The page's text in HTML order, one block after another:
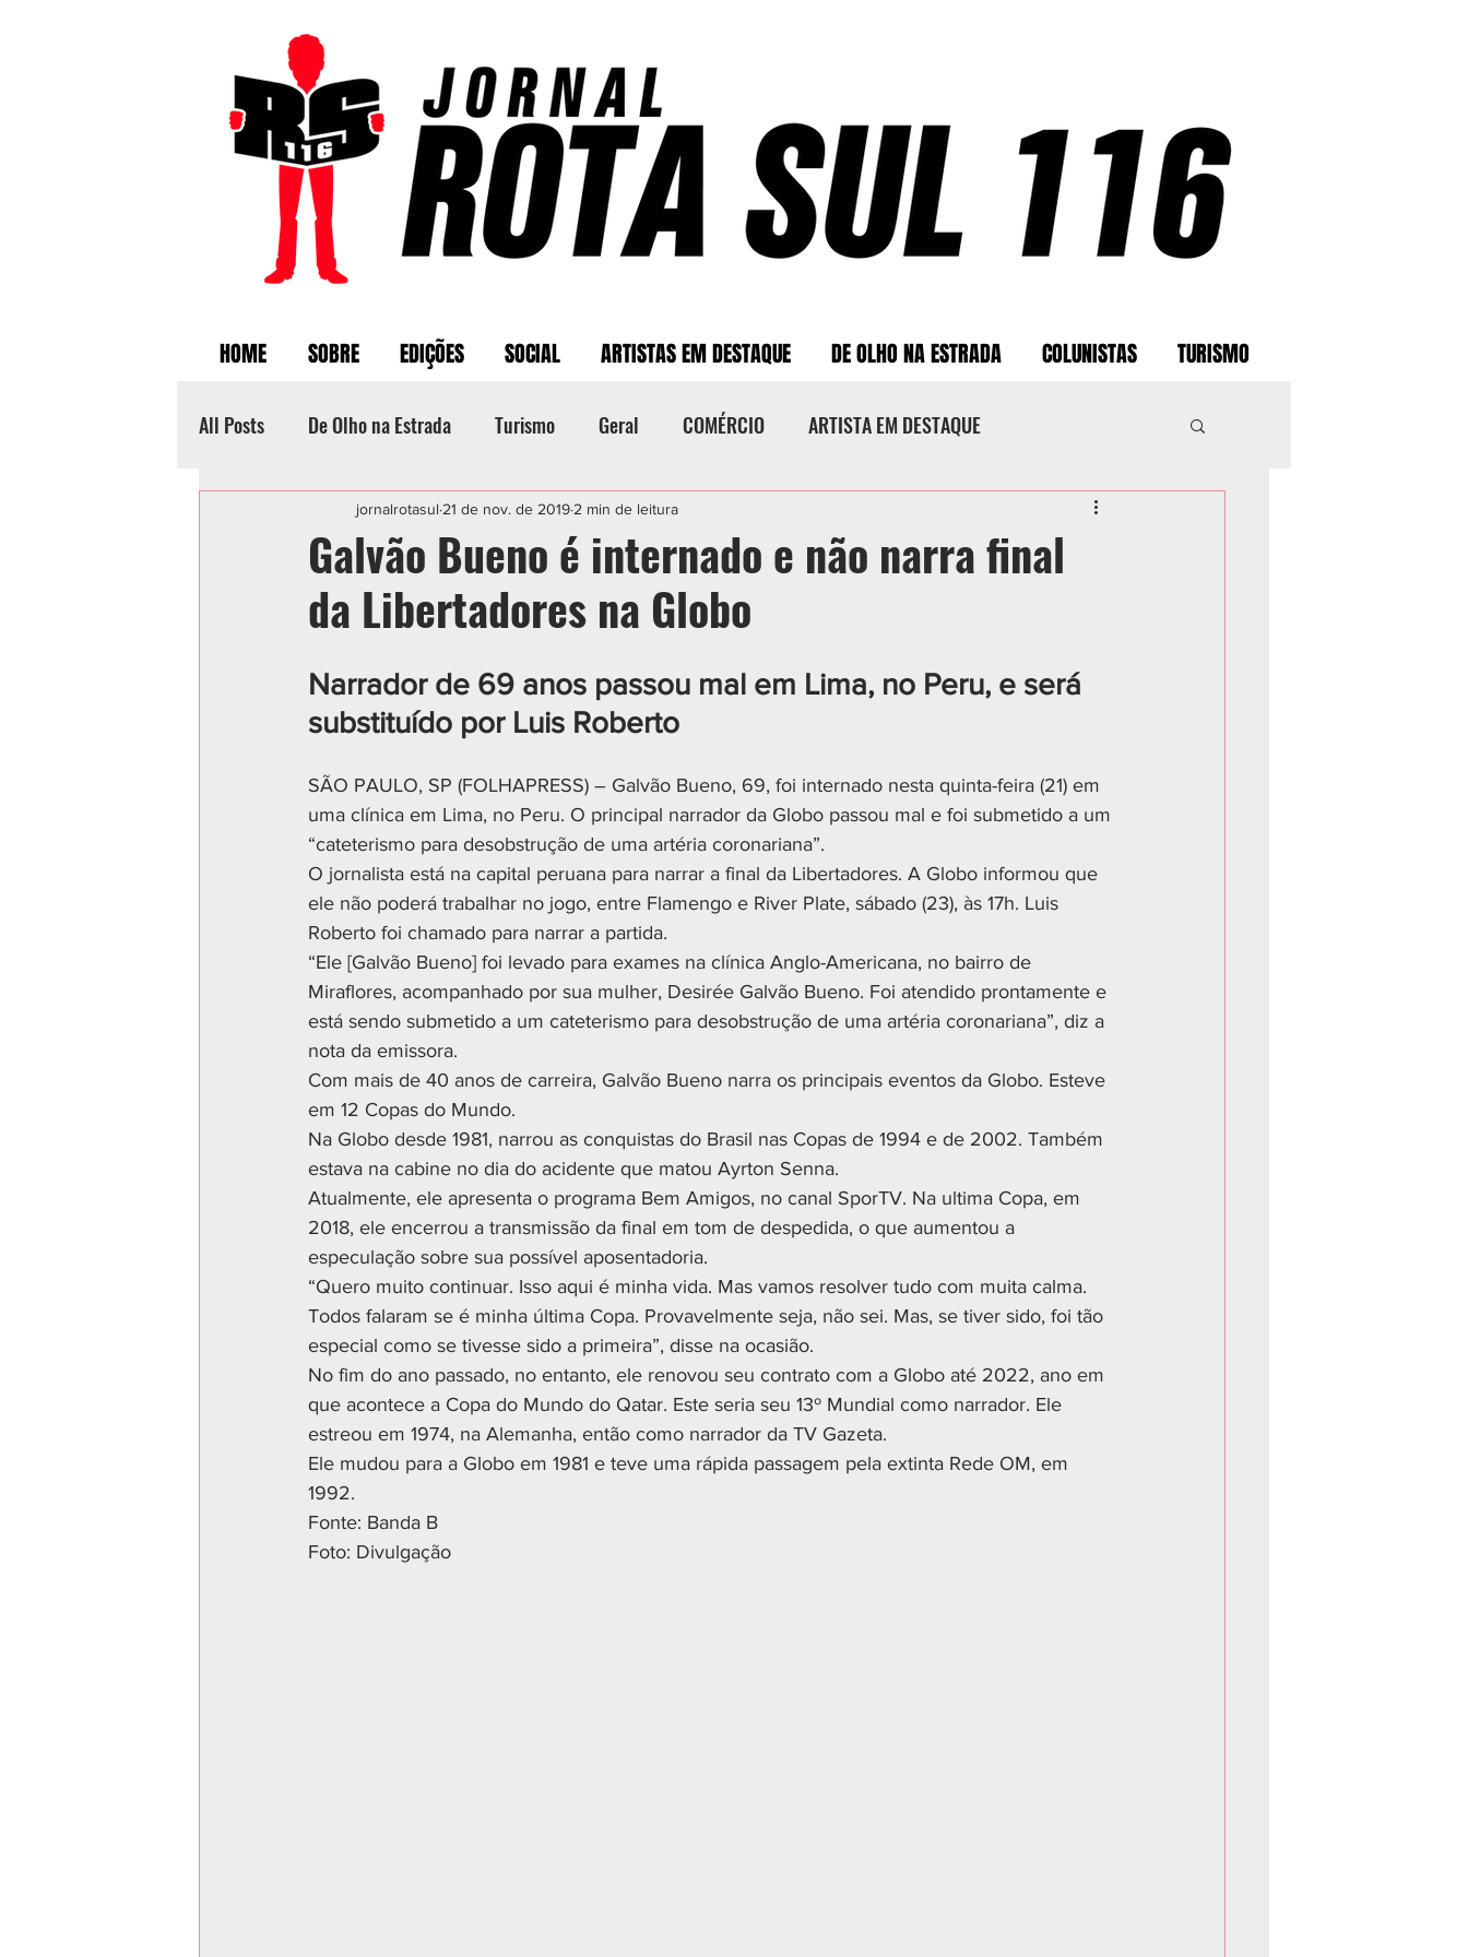
HOME SOBRE EDIÇÕES SOCIAL ARTISTAS EM DESTAQUE DE OLHO NA ESTRADA COLUNISTAS TURISMO
All Posts De Olho na Estrada Turismo Geral COMÉRCIO ARTISTA EM DESTAQUE
Categoria sem título POLICIAL ESPORTE CIDADES
Galvão Bueno é internado e não narra final
da Libertadores na Globo
jornalrotasul 21 de nov. de 2019 2 min de leitura
Narrador de 69 anos passou mal em Lima, no Peru, e será
substituído por Luis Roberto
SÃO PAULO, SP (FOLHAPRESS) – Galvão Bueno, 69, foi internado nesta quinta-feira (21) em
uma clínica em Lima, no Peru. O principal narrador da Globo passou mal e foi submetido a um
“cateterismo para desobstrução de uma artéria coronariana”.
O jornalista está na capital peruana para narrar a final da Libertadores. A Globo informou que
ele não poderá trabalhar no jogo, entre Flamengo e River Plate, sábado (23), às 17h. Luis
Roberto foi chamado para narrar a partida.
“Ele [Galvão Bueno] foi levado para exames na clínica Anglo-Americana, no bairro de
Miraflores, acompanhado por sua mulher, Desirée Galvão Bueno. Foi atendido prontamente e
está sendo submetido a um cateterismo para desobstrução de uma artéria coronariana”, diz a
nota da emissora.
Com mais de 40 anos de carreira, Galvão Bueno narra os principais eventos da Globo. Esteve
em 12 Copas do Mundo.
Na Globo desde 1981, narrou as conquistas do Brasil nas Copas de 1994 e de 2002. Também
estava na cabine no dia do acidente que matou Ayrton Senna.
Atualmente, ele apresenta o programa Bem Amigos, no canal SporTV. Na ultima Copa, em
2018, ele encerrou a transmissão da final em tom de despedida, o que aumentou a
especulação sobre sua possível aposentadoria.
“Quero muito continuar. Isso aqui é minha vida. Mas vamos resolver tudo com muita calma.
Todos falaram se é minha última Copa. Provavelmente seja, não sei. Mas, se tiver sido, foi tão
especial como se tivesse sido a primeira”, disse na ocasião.
No fim do ano passado, no entanto, ele renovou seu contrato com a Globo até 2022, ano em
que acontece a Copa do Mundo do Qatar. Este seria seu 13º Mundial como narrador. Ele
estreou em 1974, na Alemanha, então como narrador da TV Gazeta.
Ele mudou para a Globo em 1981 e teve uma rápida passagem pela extinta Rede OM, em
1992.
Fonte: Banda B
Foto: Divulgação